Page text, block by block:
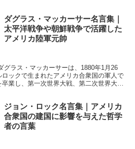
ダグラス・マッカーサー名言集｜
太平洋戦争や朝鮮戦争で活躍した
アメリカ陸軍元帥
グラス・マッカーサーは、1880年1月26
ックで生まれたアメリカ合衆国の軍人で
業し、第一次世界大戦、第二次世界大
ジョン・ロック名言集｜アメリカ
合衆国の建国に影響を与えた哲学
者の言葉